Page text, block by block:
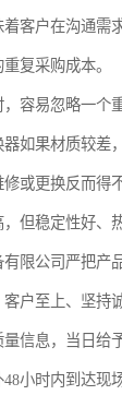
客户在沟通需
复采购成本。
容易忽略一个
如果材质较差
或更换反而得
但稳定性好、
限公司严把产
户至上、坚持
信息，当日给
小时内到达现